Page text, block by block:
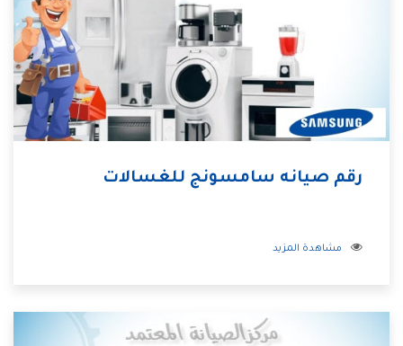
رقم صيانه سامسونج للغسالات
مشاهدة المزيد